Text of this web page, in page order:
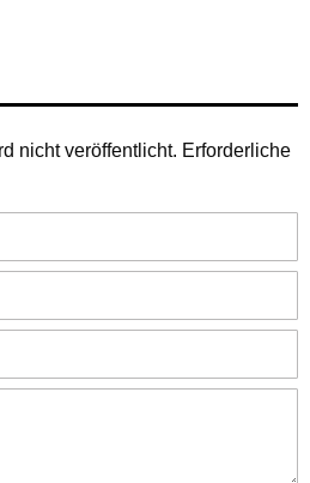
nicht veröffentlicht. Erforderliche